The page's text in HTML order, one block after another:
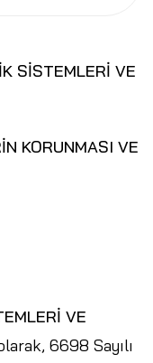
SİSTEMLERİ VE
VE
VE
6698 Sayılı